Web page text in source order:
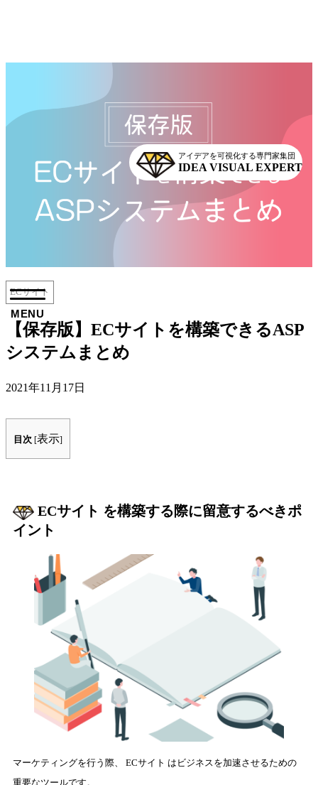
MENU
報
休暇のお知らせ
アイヴィクス株式会社をご愛
だ...
界…ノーコードデー
アイデアを可視化する専門家集団
IDEA VISUAL EXPERT
ECサイト
【保存版】ECサイトを構築できるASP
システムまとめ
2021年11月17日
目次 [表示]
ECサイト を構築する際に留意するべきポ
イント
マーケティングを行う際、 ECサイト はビジネスを加速させるための
重要なツールです。